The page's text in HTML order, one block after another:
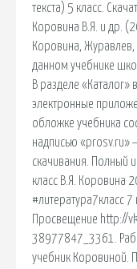
текста) 5 класс.
Коровина В.Я. и др.
Коровина, Журавлев,
данном учебнике
В разделе «Каталог»
электронные
обложке учебника
надписью «prosv.ru»
скачивания. Полный
класс В.Я. Коровина
#литература7класс 7
Просвещение http://
38977847_3361.
учебник Коровиной.